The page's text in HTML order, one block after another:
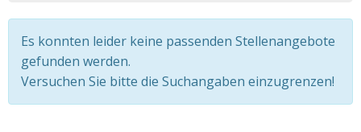
Es konnten leider keine passenden Stellenangebote
gefunden werden.
Versuchen Sie bitte die Suchangaben einzugrenzen!